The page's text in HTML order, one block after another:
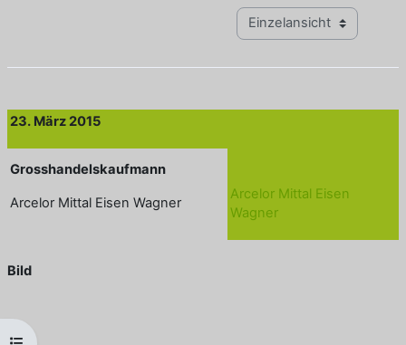
Modus Tertiärnavigation
23. März 2015
Grosshandelskaufmann
Arcelor Mittal Eisen Wagner
Arcelor Mittal Eisen
Wagner
Bild